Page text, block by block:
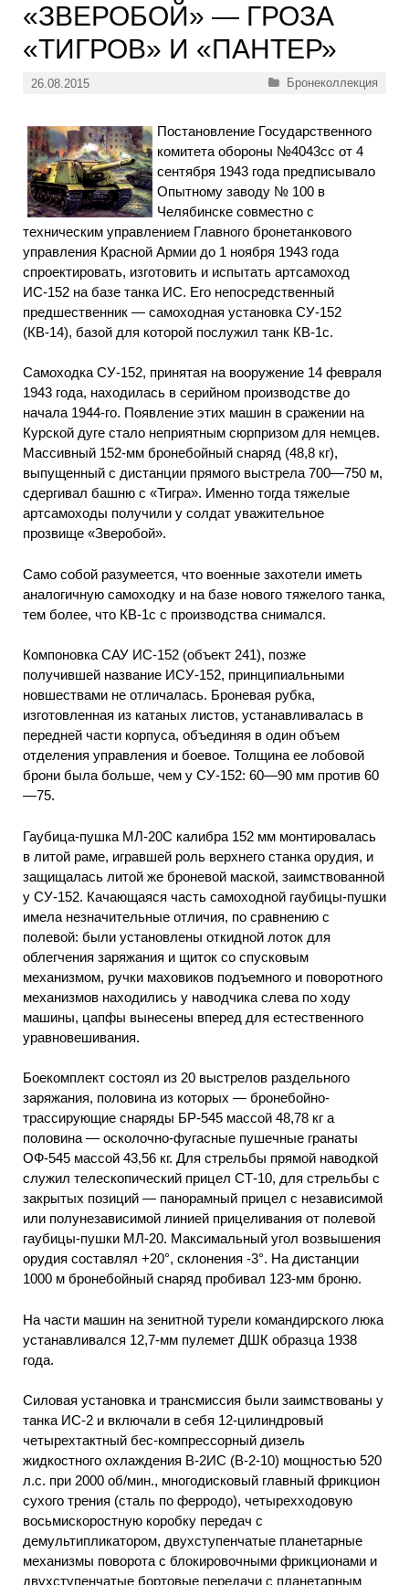
«ЗВЕРОБОЙ» — ГРОЗА
«ТИГРОВ» И «ПАНТЕР»
26.08.2015 Рубрики
Бронеколлекция
Постановление Государственного
комитета обороны №4043сс от 4
сентября 1943 года предписывало
Опытному заводу № 100 в
Челябинске совместно с
техническим управлением Главного бронетанкового
управления Красной Армии до 1 ноября 1943 года
спроектировать, изготовить и испытать артсамоход
ИС-152 на базе танка ИС. Его непосредственный
предшественник — самоходная установка СУ-152
(КВ-14), базой для которой послужил танк КВ-1с.
Самоходка СУ-152, принятая на вооружение 14 февраля
1943 года, находилась в серийном производстве до
начала 1944-го. Появление этих машин в сражении на
Курской дуге стало неприятным сюрпризом для немцев.
Массивный 152-мм бронебойный снаряд (48,8 кг),
выпущенный с дистанции прямого выстрела 700—750 м,
сдергивал башню с «Тигра». Именно тогда тяжелые
артсамоходы получили у солдат уважительное
прозвище «Зверобой».
Само собой разумеется, что военные захотели иметь
аналогичную самоходку и на базе нового тяжелого танка,
тем более, что КВ-1с с производства снимался.
Компоновка САУ ИС-152 (объект 241), позже
получившей название ИСУ-152, принципиальными
новшествами не отличалась. Броневая рубка,
изготовленная из катаных листов, устанавливалась в
передней части корпуса, объединяя в один объем
отделения управления и боевое. Толщина ее лобовой
брони была больше, чем у СУ-152: 60—90 мм против 60
—75.
Гаубица-пушка МЛ-20С калибра 152 мм монтировалась
в литой раме, игравшей роль верхнего станка орудия, и
защищалась литой же броневой маской, заимствованной
у СУ-152. Качающаяся часть самоходной гаубицы-пушки
имела незначительные отличия, по сравнению с
полевой: были установлены откидной лоток для
облегчения заряжания и щиток со спусковым
механизмом, ручки маховиков подъемного и поворотного
механизмов находились у наводчика слева по ходу
машины, цапфы вынесены вперед для естественного
уравновешивания.
Боекомплект состоял из 20 выстрелов раздельного
заряжания, половина из которых — бронебойно-
трассирующие снаряды БР-545 массой 48,78 кг а
половина — осколочно-фугасные пушечные гранаты
ОФ-545 массой 43,56 кг. Для стрельбы прямой наводкой
служил телескопический прицел СТ-10, для стрельбы с
закрытых позиций — панорамный прицел с независимой
или полунезависимой линией прицеливания от полевой
гаубицы-пушки МЛ-20. Максимальный угол возвышения
орудия составлял +20°, склонения -3°. На дистанции
1000 м бронебойный снаряд пробивал 123-мм броню.
На части машин на зенитной турели командирского люка
устанавливался 12,7-мм пулемет ДШК образца 1938
года.
Силовая установка и трансмиссия были заимствованы у
танка ИС-2 и включали в себя 12-цилиндровый
четырехтактный бес-компрессорный дизель
жидкостного охлаждения В-2ИС (В-2-10) мощностью 520
л.с. при 2000 об/мин., многодисковый главный фрикцион
сухого трения (сталь по ферродо), четырехходовую
восьмискоростную коробку передач с
демультипликатором, двухступенчатые планетарные
механизмы поворота с блокировочными фрикционами и
двухступенчатые бортовые передачи с планетарным